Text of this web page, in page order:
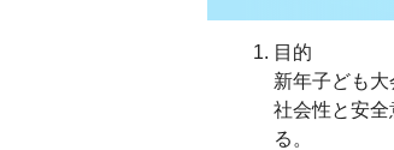
目的
新年子ども
社会性と安
る。